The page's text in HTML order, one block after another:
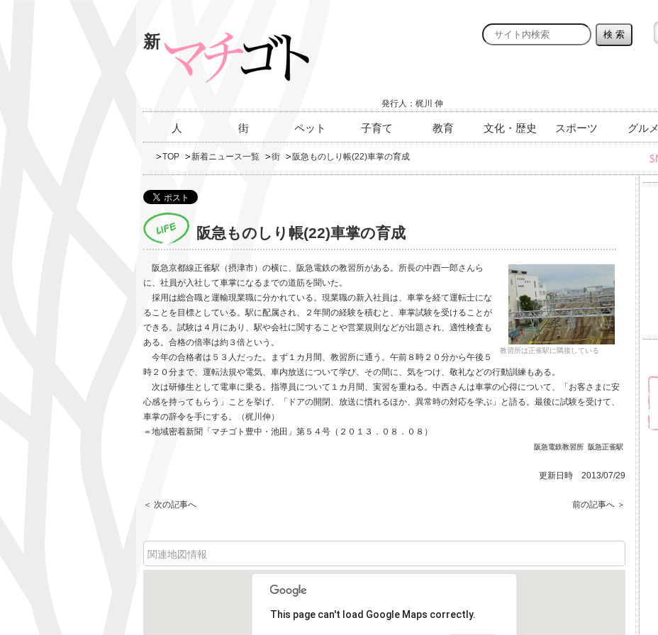
新
発行人：梶川 伸
人 街 ペット 子育て 教育 文化・歴史 スポーツ グルメ
TOP 新着ニュース一覧 街 阪急ものしり帳(22)車掌の育成
阪急ものしり帳(22)車掌の育成
教習所は正雀駅に隣接している
阪急京都線正雀駅（摂津市）の横に、阪急電鉄の教習所がある。所長の中西一郎さんら
に、社員が入社して車掌になるまでの道筋を聞いた。
採用は総合職と運輸現業職に分かれている。現業職の新入社員は、車掌を経て運転士にな
ることを目標としている。駅に配属され、２年間の経験を積むと、車掌試験を受けることが
できる。試験は４月にあり、駅や会社に関することや営業規則などが出題され、適性検査も
ある。合格の倍率は約３倍という。
今年の合格者は５３人だった。まず１カ月間、教習所に通う。午前８時２０分から午後５
時２０分まで、運転法規や電気、車内放送について学び、その間に、気をつけ、敬礼などの行動訓練もある。
次は研修生として電車に乗る。指導員について１カ月間、実習を重ねる。中西さんは車掌の心得について、「お客さまに安
心感を持ってもらう」ことを挙げ、「ドアの開閉、放送に慣れるほか、異常時の対応を学ぶ」と語る。最後に試験を受けて、
車掌の辞令を手にする。（梶川伸）
＝地域密着新聞「マチゴト豊中・池田」第５４号（２０１３．０８．０８）
阪急電鉄教習所 阪急正雀駅
更新日時 2013/07/29
前の記事へ ＞
＜ 次の記事へ
関連地図情報
This page can't load Google Maps correctly.